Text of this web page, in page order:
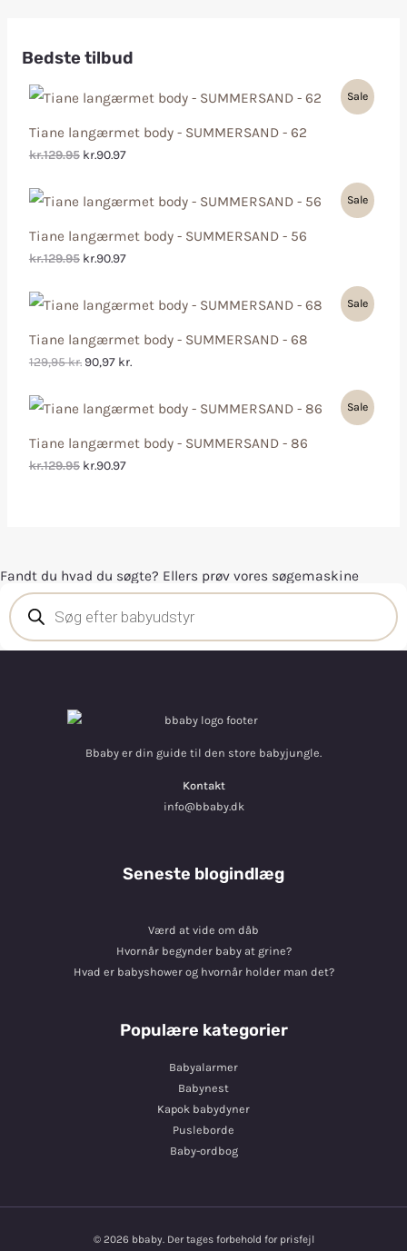
Bedste tilbud
Tiane langærmet body - SUMMERSAND - 62
Sale
kr.129.95 kr.90.97
Tiane langærmet body - SUMMERSAND - 56
Sale
kr.129.95 kr.90.97
Tiane langærmet body - SUMMERSAND - 68
Sale
129,95kr. 90,97 kr.
Tiane langærmet body - SUMMERSAND - 86
Sale
kr.129.95 kr.90.97
Fandt du hvad du søgte? Ellers prøv vores søgemaskine
Bbaby er din guide til den store babyjungle.
Kontakt
info@bbaby.dk
Seneste blogindlæg
Værd at vide om dåb
Hvornår begynder baby at grine?
Hvad er babyshower og hvornår holder man det?
Populære kategorier
Babyalarmer
Babynest
Kapok babydyner
Pusleborde
Baby-ordbog
© 2026 bbaby. Der tages forbehold for prisfejl